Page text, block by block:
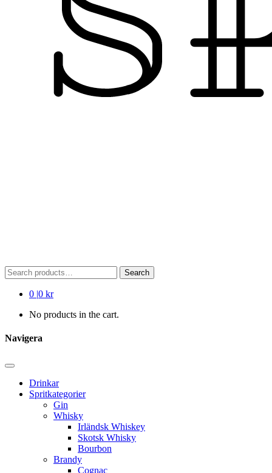
Search
for:
Search
0 |0 kr
No products in the cart.
Navigera
Drinkar
Spritkategorier
Gin
Whisky
Irländsk Whiskey
Skotsk Whisky
Bourbon
Brandy
Cognac